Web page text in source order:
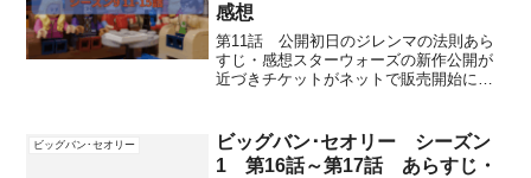
感想
第11話 公開初日のジレンマの法則あら
すじ・感想スターウォーズの新作公開が
近づきチケットがネットで販売開始にな
の誕生日が重なり、シェルドンは映画を
見に行く気満々である...
ビッグバン･セオリー
ビッグバン･セオリー シーズン
1 第16話～第17話 あらすじ・